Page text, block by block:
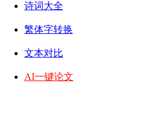
诗词大全
繁体字转换
文本对比
AI一键论文